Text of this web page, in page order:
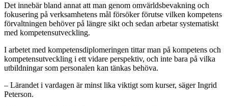
Det innebär bland annat att man genom omvärldsbevakning och
fokusering på verksamhetens mål försöker förutse vilken kompetens
förvaltningen behöver på längre sikt och sedan arbetar systematiskt
med kompetensutveckling.
I arbetet med kompetensdiplomeringen tittar man på kompetens och
kompetensutveckling i ett vidare perspektiv, och inte bara på vilka
utbildningar som personalen kan tänkas behöva.
– Lärandet i vardagen är minst lika viktigt som kurser, säger Ingrid
Peterson.